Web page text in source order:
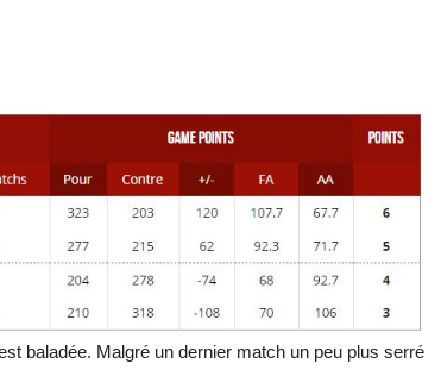
baladée. Malgré un dernier match un peu plus serré